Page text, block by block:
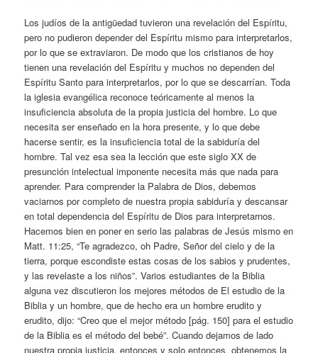
Los judíos de la antigüedad tuvieron una revelación del Espíritu,
pero no pudieron depender del Espíritu mismo para interpretarlos,
por lo que se extraviaron. De modo que los cristianos de hoy
tienen una revelación del Espíritu y muchos no dependen del
Espíritu Santo para interpretarlos, por lo que se descarrían. Toda
la iglesia evangélica reconoce teóricamente al menos la
insuficiencia absoluta de la propia justicia del hombre. Lo que
necesita ser enseñado en la hora presente, y lo que debe
hacerse sentir, es la insuficiencia total de la sabiduría del
hombre. Tal vez esa sea la lección que este siglo XX de
presunción intelectual imponente necesita más que nada para
aprender. Para comprender la Palabra de Dios, debemos
vaciarnos por completo de nuestra propia sabiduría y descansar
en total dependencia del Espíritu de Dios para interpretarnos.
Hacemos bien en poner en serio las palabras de Jesús mismo en
Matt. 11:25, “Te agradezco, oh Padre, Señor del cielo y de la
tierra, porque escondiste estas cosas de los sabios y prudentes,
y las revelaste a los niños”. Varios estudiantes de la Biblia
alguna vez discutieron los mejores métodos de El estudio de la
Biblia y un hombre, que de hecho era un hombre erudito y
erudito, dijo: “Creo que el mejor método [pág. 150] para el estudio
de la Biblia es el método del bebé”. Cuando dejamos de lado
nuestra propia justicia, entonces y solo entonces, obtenemos la